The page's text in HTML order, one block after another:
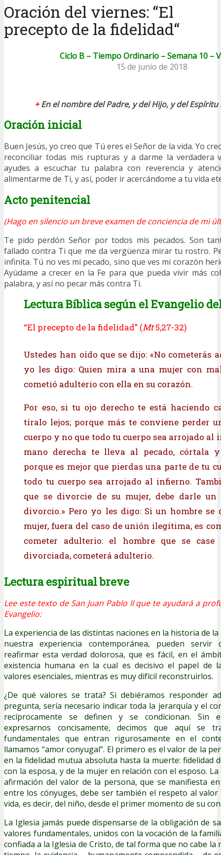
Oración del viernes: “El
precepto de la fidelidad“
Ciclo B – Tiempo Ordinario – Semana 10 –
15 de junio de 2018
+En el nombre del Padre, y del Hijo, y del Espíritu
Oración inicial
Buen Jesús, yo creo que Tú eres el Señor de la vida. Yo
reconciliar todas mis rupturas y a darme la verdadera
ayudes a escuchar tu palabra con reverencia y
alimentarme de Ti, y así, poder ir acercándome a tu vida
Acto penitencial
(Hago en silencio un breve examen de conciencia de mi
Te pido perdón Señor por todos mis pecados. Son
fallado contra Ti que me da vergüenza mirar tu rostro.
infinita. Tú no ves mi pecado, sino que ves mi corazón
Ayúdame a crecer en la Fe para que pueda vivir más
palabra, y así no pecar más contra Ti.
Lectura Bíblica según el Evangelio
“El precepto de la fidelidad” (Mt5,27-32)
Ustedes han oído que se dijo: «No cometerás
yo les digo: Quien mira a una mujer con
cometió adulterio con ella en su corazón.
Por eso, si tu ojo derecho te está haciendo
tíralo lejos; porque más te conviene perder
cuerpo y no que todo tu cuerpo sea arrojado al
mano derecha te lleva al pecado, córtala
porque es mejor que pierdas una parte de tu
todo tu cuerpo sea arrojado al infierno.
que se divorcie de su mujer, debe darle un
divorcio.» Pero yo les digo: Si un hombre se
mujer, fuera del caso de unión ilegítima, es
cometer adulterio: el hombre que se
divorciada, cometerá adulterio.
Lectura espiritual breve
Lee este texto de San Juan Pablo II que te ayudará a
Evangelio:
La experiencia de las distintas naciones en la historia de
nuestra experiencia contemporánea, pueden
reafirmar esta verdad dolorosa, que es fácil, en el
existencia humana en la cual es decisivo el papel de
valores esenciales, mientras es muy difícil reconstruirlos.
¿De qué valores se trata? Si debiéramos responder
pregunta, sería necesario indicar toda la jerarquía y el
recíprocamente se definen y se condicionan. Sin
expresarnos concisamente, decimos que aquí se
fundamentales que entran rigurosamente en el
llamamos “amor conyugal”. El primero es el valor de la
en la fidelidad mutua absoluta hasta la muerte: fidelidad
con la esposa, y de la mujer en relación con el esposo.
afirmación del valor de la persona, que se manifiesta
entre los cónyuges, debe ser también el respeto al
vida, es decir, del niño, desde el primer momento de su
La Iglesia jamás puede dispensarse de la obligación de
valores fundamentales, unidos con la vocación de la
confiada a la Iglesia de Cristo, de tal forma que no cabe la